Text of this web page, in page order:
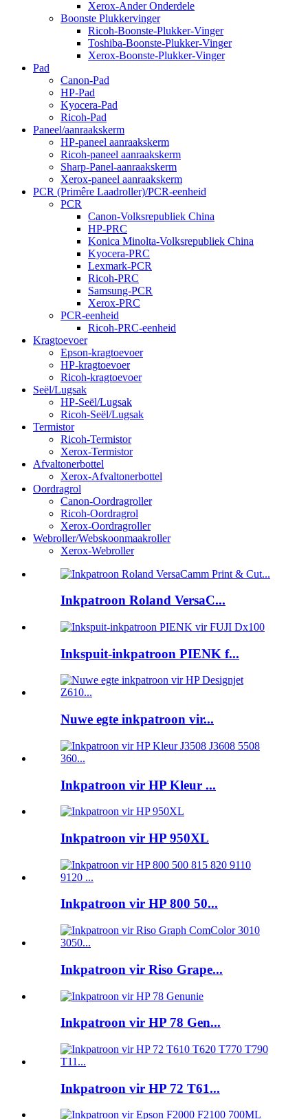
Xerox-Ander Onderdele
Boonste Plukkervinger
Ricoh-Boonste-Plukker-Vinger
Toshiba-Boonste-Plukker-Vinger
Xerox-Boonste-Plukker-Vinger
Pad
Canon-Pad
HP-Pad
Kyocera-Pad
Ricoh-Pad
Paneel/aanraakskerm
HP-paneel aanraakskerm
Ricoh-paneel aanraakskerm
Sharp-Panel-aanraakskerm
Xerox-paneel aanraakskerm
PCR (Primêre Laadroller)/PCR-eenheid
PCR
Canon-Volksrepubliek China
HP-PRC
Konica Minolta-Volksrepubliek China
Kyocera-PRC
Lexmark-PCR
Ricoh-PRC
Samsung-PCR
Xerox-PRC
PCR-eenheid
Ricoh-PRC-eenheid
Kragtoevoer
Epson-kragtoevoer
HP-kragtoevoer
Ricoh-kragtoevoer
Seël/Lugsak
HP-Seël/Lugsak
Ricoh-Seël/Lugsak
Termistor
Ricoh-Termistor
Xerox-Termistor
Afvaltonerbottel
Xerox-Afvaltonerbottel
Oordragrol
Canon-Oordragroller
Ricoh-Oordragrol
Xerox-Oordragroller
Webroller/Webskoonmaakroller
Xerox-Webroller
Inkpatroon Roland VersaC...
Inkspuit-inkpatroon PIENK f...
Nuwe egte inkpatroon vir...
Inkpatroon vir HP Kleur ...
Inkpatroon vir HP 950XL
Inkpatroon vir HP 800 50...
Inkpatroon vir Riso Grape...
Inkpatroon vir HP 78 Gen...
Inkpatroon vir HP 72 T61...